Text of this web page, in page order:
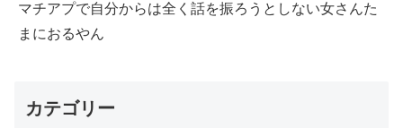
マチアプで自分からは全く話を振ろうとしない女さんた
まにおるやん
カテゴリー